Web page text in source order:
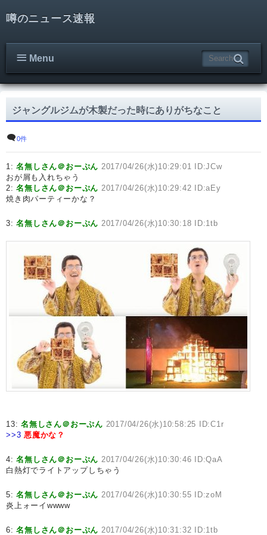
噂のニュース速報
Menu
ジャングルジムが木製だった時にありがちなこと
0件
1:名無しさん＠おーぷん 2017/04/26(水)10:29:01 ID:JCw
おが屑も入れちゃう
2:名無しさん＠おーぷん 2017/04/26(水)10:29:42 ID:aEy
焼き肉パーティーかな？
3:名無しさん＠おーぷん 2017/04/26(水)10:30:18 ID:1tb
13:名無しさん＠おーぷん 2017/04/26(水)10:58:25 ID:C1r
>>3 悪魔かな？
4:名無しさん＠おーぷん 2017/04/26(水)10:30:46 ID:QaA
白熱灯でライトアップしちゃう
5:名無しさん＠おーぷん 2017/04/26(水)10:30:55 ID:zoM
炎上ォーイwwww
6:名無しさん＠おーぷん 2017/04/26(水)10:31:32 ID:1tb